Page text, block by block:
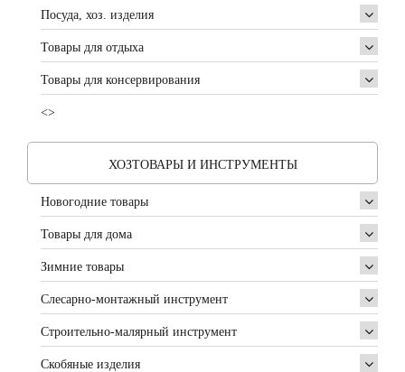
Посуда, хоз. изделия
Товары для отдыха
Товары для консервирования
<>
ХОЗТОВАРЫ И ИНСТРУМЕНТЫ
Новогодние товары
Товары для дома
Зимние товары
Слесарно-монтажный инструмент
Строительно-малярный инструмент
Скобяные изделия